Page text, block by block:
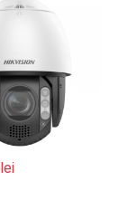
lei